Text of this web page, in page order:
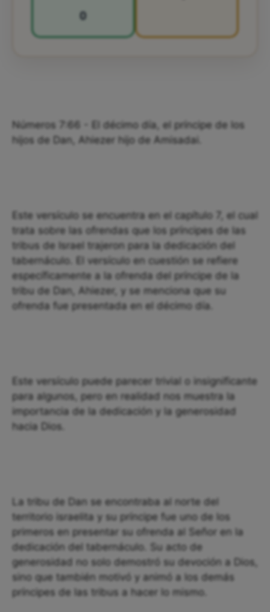
0
Números 7:66 - El décimo día, el príncipe de los
hijos de Dan, Ahiezer hijo de Amisadai.
Este versículo se encuentra en el capítulo 7, el cual
trata sobre las ofrendas que los príncipes de las
tribus de Israel trajeron para la dedicación del
tabernáculo. El versículo en cuestión se refiere
específicamente a la ofrenda del príncipe de la
tribu de Dan, Ahiezer, y se menciona que su
ofrenda fue presentada en el décimo día.
Este versículo puede parecer trivial o insignificante
para algunos, pero en realidad nos muestra la
importancia de la dedicación y la generosidad
hacia Dios.
La tribu de Dan se encontraba al norte del
territorio israelita y su príncipe fue uno de los
primeros en presentar su ofrenda al Señor en la
dedicación del tabernáculo. Su acto de
generosidad no solo demostró su devoción a Dios,
sino que también motivó y animó a los demás
príncipes de las tribus a hacer lo mismo.